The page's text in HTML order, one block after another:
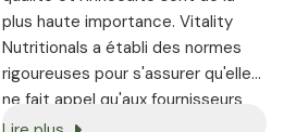
plus haute importance. Vitality
Nutritionals a établi des normes
rigoureuses pour s'assurer qu'elle
ne fait appel qu'aux fournisseurs
les plus réputés.